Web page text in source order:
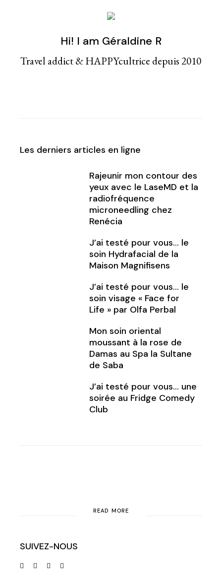
Hi! I am Géraldine R
Travel addict & HAPPYcultrice depuis 2010
Les derniers articles en ligne
Rajeunir mon contour des
yeux avec le LaseMD et la
radiofréquence
microneedling chez
Renécia
J’ai testé pour vous… le
soin Hydrafacial de la
Maison Magnifisens
J’ai testé pour vous… le
soin visage « Face for
Life » par Olfa Perbal
Mon soin oriental
moussant à la rose de
Damas au Spa la Sultane
de Saba
J’ai testé pour vous… une
soirée au Fridge Comedy
Club
READ MORE
SUIVEZ-NOUS